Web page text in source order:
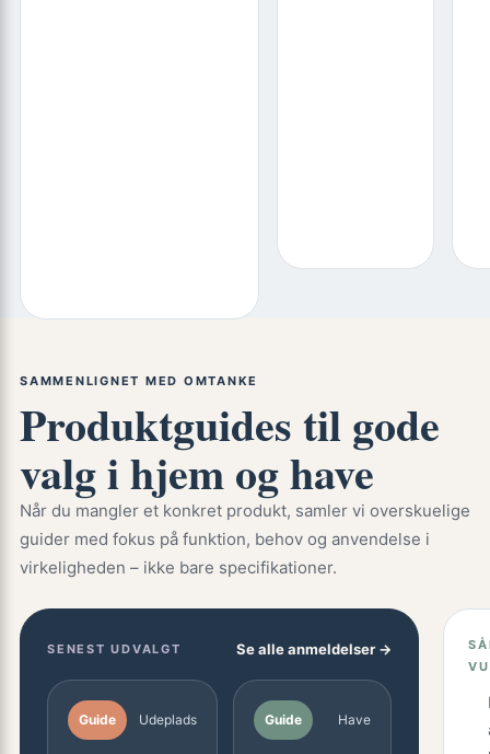
SAMMENLIGNET MED OMTANKE
Produktguides til gode
valg i hjem og have
Når du mangler et konkret produkt, samler vi overskuelige
guider med fokus på funktion, behov og anvendelse i
virkeligheden – ikke bare specifikationer.
SENEST UDVALGT Se alle anmeldelser →
Guide Udeplads Guide Have